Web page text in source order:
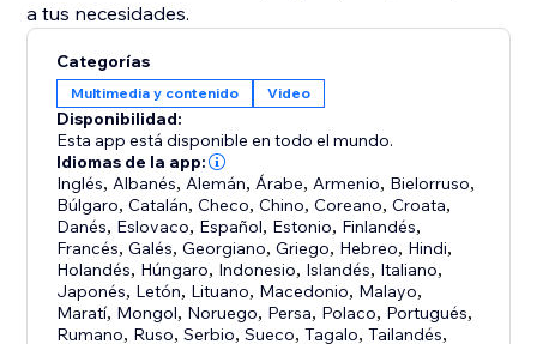
a tus necesidades.
Categorías
Multimedia y contenido Video
Disponibilidad:
Esta app está disponible en todo el mundo.
Idiomas de la app:
Inglés, Albanés, Alemán, Árabe, Armenio, Bielorruso,
Búlgaro,Catalán,Checo,Chino,Coreano,Croata,
Danés, Eslovaco, Español, Estonio, Finlandés,
Francés,Galés,Georgiano,Griego, Hebreo, Hindi,
Holandés, Húngaro, Indonesio, Islandés, Italiano,
Japonés, Letón, Lituano, Macedonio, Malayo,
Maratí, Mongol, Noruego, Persa, Polaco, Portugués,
Rumano, Ruso,Serbio,Sueco,Tagalo,Tailandés,